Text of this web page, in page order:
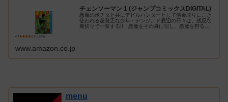
チェンソーマン 1 (ジャンプコミックスDIGITAL)
悪魔のポチタと共にデビルハンターとして借金取りにこき
使われる超貧乏な少年・デンジ。ド底辺の日々は、残忍な
裏切りで一変する!! 悪魔をその身に宿し、悪魔を狩る、
www.amazon.co.jp
menu